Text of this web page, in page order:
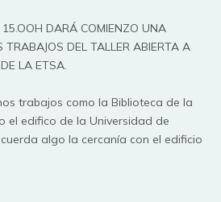
DARÁ COMIENZO UNA
TRABAJOS DEL TALLER ABIERTA A
LA ETSA.
trabajos como la Biblioteca de la
el edifico de la Universidad de
algo la cercanía con el edificio